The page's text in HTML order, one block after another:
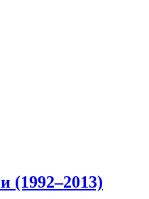
(1992–2013)